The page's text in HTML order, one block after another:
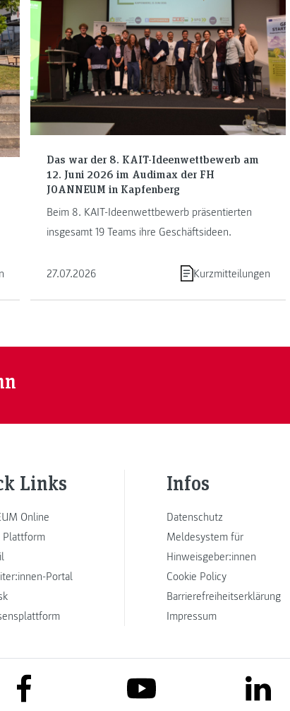
Das war der 8. KAIT-Ideenwettbewerb am
12. Juni 2026 im Audimax der FH
JOANNEUM in Kapfenberg
Beim 8. KAIT-Ideenwettbewerb präsentierten
insgesamt 19 Teams ihre Geschäftsideen.
27.07.2026 Kurzmitteilungen
Links
Online
Portal
Infos
Datenschutz
Meldesystem für
Hinweisgeber:innen
Cookie Policy
Barrierefreiheitserklärung
Impressum
link to facebook link to youtube link